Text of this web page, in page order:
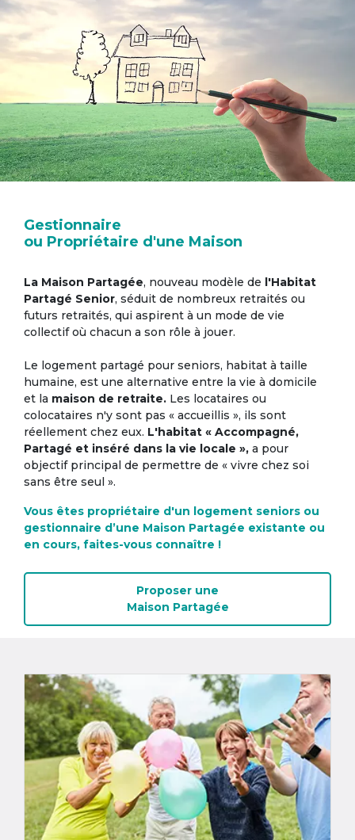
Gestionnaire
ou Propriétaire d'une Maison
La Maison Partagée, nouveau modèle de l'Habitat
Partagé Senior, séduit de nombreux retraités ou
futurs retraités, qui aspirent à un mode de vie
collectif où chacun a son rôle à jouer.
Le logement partagé pour seniors, habitat à taille
humaine, est une alternative entre la vie à domicile
et la maison de retraite. Les locataires ou
colocataires n'y sont pas « accueillis », ils sont
réellement chez eux. L'habitat « Accompagné,
Partagé et inséré dans la vie locale », a pour
objectif principal de permettre de « vivre chez soi
sans être seul ».
Vous êtes propriétaire d'un logement seniors ou
gestionnaire d’une Maison Partagée existante ou
en cours, faites-vous connaître !
Proposer une
Maison Partagée